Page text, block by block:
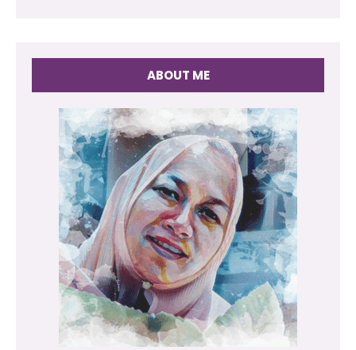
ABOUT ME